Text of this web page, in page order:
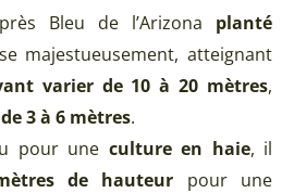
Bleu de l’Arizona planté
majestueusement, atteignant
varier de 10 à 20 mètres,
3 à 6 mètres.
pour une culture en haie, il
de hauteur pour une